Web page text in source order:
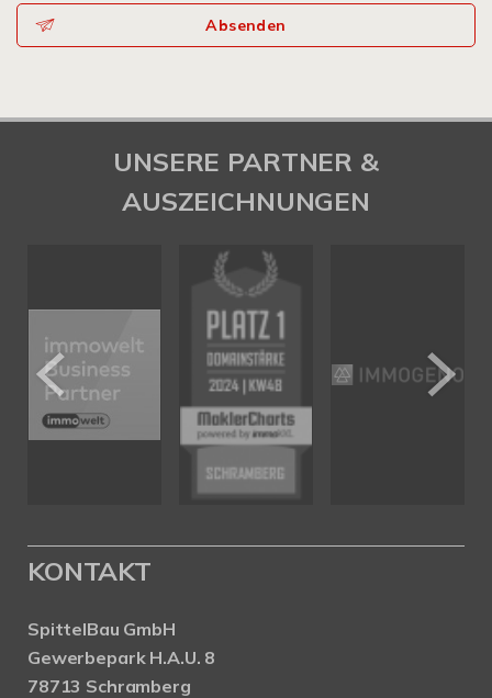
Absenden
UNSERE PARTNER &
AUSZEICHNUNGEN
KONTAKT
SpittelBau GmbH
Gewerbepark H.A.U. 8
78713 Schramberg